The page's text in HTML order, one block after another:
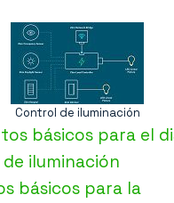
Control de iluminación
básicos para el
iluminación
básicos para la